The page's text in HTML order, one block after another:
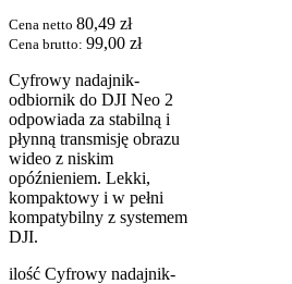
Cena netto 80,49 zł
Cena brutto: 99,00 zł
Cyfrowy nadajnik-
odbiornik do DJI Neo 2
odpowiada za stabilną i
płynną transmisję obrazu
wideo z niskim
opóźnieniem. Lekki,
kompaktowy i w pełni
kompatybilny z systemem
DJI.
ilość Cyfrowy nadajnik-